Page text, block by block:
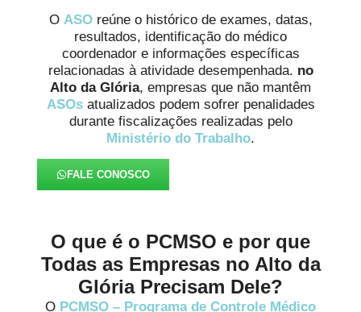
O ASO reúne o histórico de exames, datas,
resultados, identificação do médico
coordenador e informações específicas
relacionadas à atividade desempenhada. no
Alto da Glória, empresas que não mantêm
ASOs atualizados podem sofrer penalidades
durante fiscalizações realizadas pelo
Ministério do Trabalho.
FALE CONOSCO
O que é o PCMSO e por que
Todas as Empresas no Alto da
Glória Precisam Dele?
O PCMSO – Programa de Controle Médico